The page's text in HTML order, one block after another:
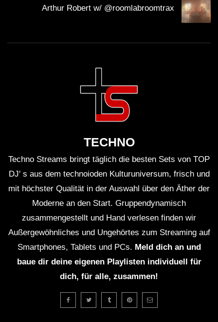
Arthur Robert w/ @roomlabroomtrax
TECHNO
Techno Streams bringt täglich die besten Sets von TOP
DJ' s aus dem technoioden Kulturuniversum, frisch und
mit höchster Qualität in der Auswahl über den Äther der
Moderne an den Start. Gruppendynamisch
zusammengestellt und Hand verlesen finden wir
Außergewöhnliches und Ungehörtes zum Streaming auf
Smartphones, Tablets und PCs. Meld dich an und
baue dir deine eigenen Playlisten individuell für
dich, für alle, zusammen!